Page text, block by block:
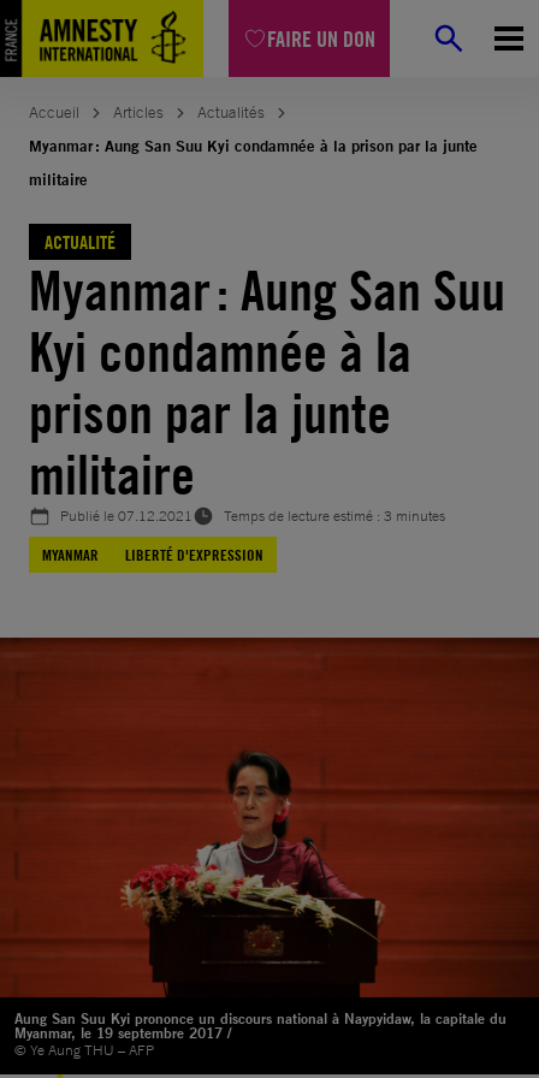
FAIRE UN DON
Aller
au
contenu
Accueil Articles
Actualités
Myanmar : Aung San Suu Kyi condamnée à la prison par la junte
militaire
ACTUALITÉ
Myanmar : Aung San Suu
Kyi condamnée à la
prison par la junte
militaire
Publié le07.12.2021
Temps de lecture estimé : 3 minutes
MYANMAR
LIBERTÉ D'EXPRESSION
Aung San Suu Kyi prononce un discours national à Naypyidaw, la capitale du
Myanmar, le 19 septembre 2017 /
© Ye Aung THU – AFP